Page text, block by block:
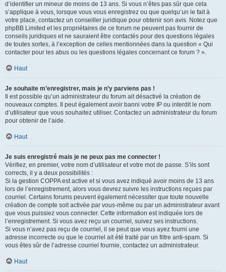
d’identifier un mineur de moins de 13 ans. Si vous n’êtes pas sûr que cela
s’applique à vous, lorsque vous vous enregistrez ou que quelqu’un le fait à
votre place, contactez un conseiller juridique pour obtenir son avis. Notez que
phpBB Limited et les propriétaires de ce forum ne peuvent pas fournir de
conseils juridiques et ne sauraient être contactés pour des questions légales
de toutes sortes, à l’exception de celles mentionnées dans la question « Qui
contacter pour les abus ou les questions légales concernant ce forum ? ».
Haut
Je souhaite m’enregistrer, mais je n’y parviens pas !
Il est possible qu’un administrateur du forum ait désactivé la création de
nouveaux comptes. Il peut également avoir banni votre IP ou interdit le nom
d’utilisateur que vous souhaitez utiliser. Contactez un administrateur du forum
pour obtenir de l’aide.
Haut
Je suis enregistré mais je ne peux pas me connecter !
Vérifiez, en premier, votre nom d’utilisateur et votre mot de passe. S’ils sont
corrects, il y a deux possibilités :
Si la gestion COPPA est active et si vous avez indiqué avoir moins de 13 ans
lors de l’enregistrement, alors vous devrez suivre les instructions reçues par
courriel. Certains forums peuvent également nécessiter que toute nouvelle
création de compte soit activée par vous-même ou par un administrateur avant
que vous puissiez vous connecter. Cette information est indiquée lors de
l’enregistrement. Si vous avez reçu un courriel, suivez ses instructions.
Si vous n’avez pas reçu de courriel, il se peut que vous ayez fourni une
adresse incorrecte ou que le courriel ait été traité par un filtre anti-spam. Si
vous êtes sûr de l’adresse courriel fournie, contactez un administrateur.
Haut